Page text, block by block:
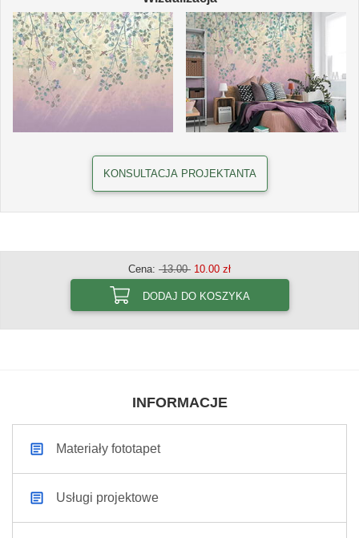
KONSULTACJA PROJEKTANTA
Cena: 13.00 10.00 zł
DODAJ DO KOSZYKA
INFORMACJE
Materiały fototapet
Usługi projektowe